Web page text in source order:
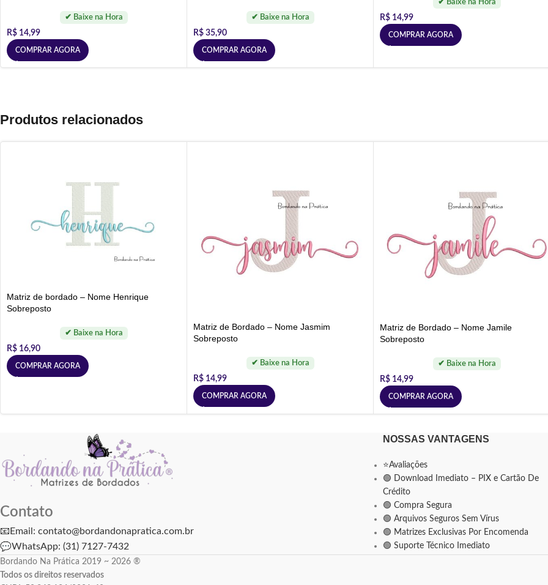
R$ 14,99
COMPRAR AGORA
R$ 35,90
COMPRAR AGORA
R$ 14,99
COMPRAR AGORA
Produtos relacionados
Matriz de bordado – Nome Henrique
Sobreposto
R$ 16,90
COMPRAR AGORA
Matriz de Bordado – Nome Jasmim
Sobreposto
R$ 14,99
COMPRAR AGORA
Matriz de Bordado – Nome Jamile
Sobreposto
R$ 14,99
COMPRAR AGORA
Contato
📧Email: contato@bordandonapratica.com.br
💬WhatsApp: (31) 7127-7432
NOSSAS VANTAGENS
⭐Avaliações
🟢 Download Imediato – PIX e Cartão De
Crédito
🟢 Compra Segura
🟢 Arquivos Seguros Sem Vírus
🟢 Matrizes Exclusivas Por Encomenda
🟢 Suporte Técnico Imediato
Bordando Na Prática 2019 ~ 2026 ®
Todos os direitos reservados